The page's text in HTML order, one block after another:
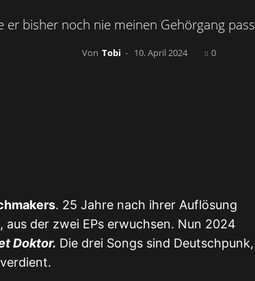
LIFE
er bisher noch nie meinen Gehörgang
Von Tobi - 10. April 2024 0
. 25 Jahre nach ihrer Auflösung
der zwei EPs erwuchsen. Nun 2024
Doktor. Die drei Songs sind Deutschpunk,